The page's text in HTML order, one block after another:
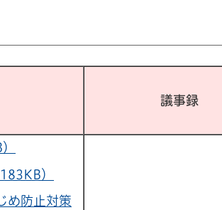
議事録
）
め防止対策